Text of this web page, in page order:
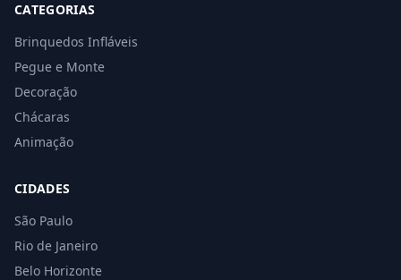
CATEGORIAS
Brinquedos Infláveis
Pegue e Monte
Decoração
Chácaras
Animação
CIDADES
São Paulo
Rio de Janeiro
Belo Horizonte